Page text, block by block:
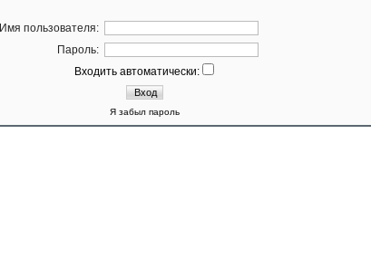
Имя пользователя:
Пароль:
Входить автоматически:
Я забыл пароль